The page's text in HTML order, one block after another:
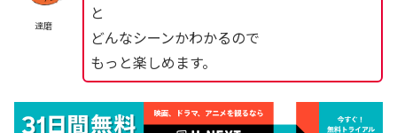
達磨
と
どんなシーンかわかるので
もっと楽しめます。